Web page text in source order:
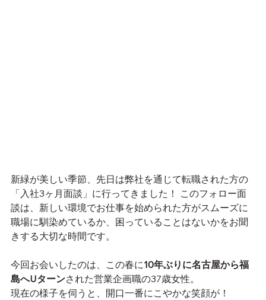
新緑が美しい季節、先日は弊社を通じて転職された方の
「入社3ヶ月面談」に行ってきました！ このフォロー面
談は、新しい環境でお仕事を始められた方がスムーズに
職場に馴染めているか、困っていることはないかをお聞
きする大切な時間です。
今回お会いしたのは、この春に10年ぶりに名古屋から福
島へUターンされた営業企画職の37歳女性。
現在の様子を伺うと、開口一番にこやかな笑顔が！